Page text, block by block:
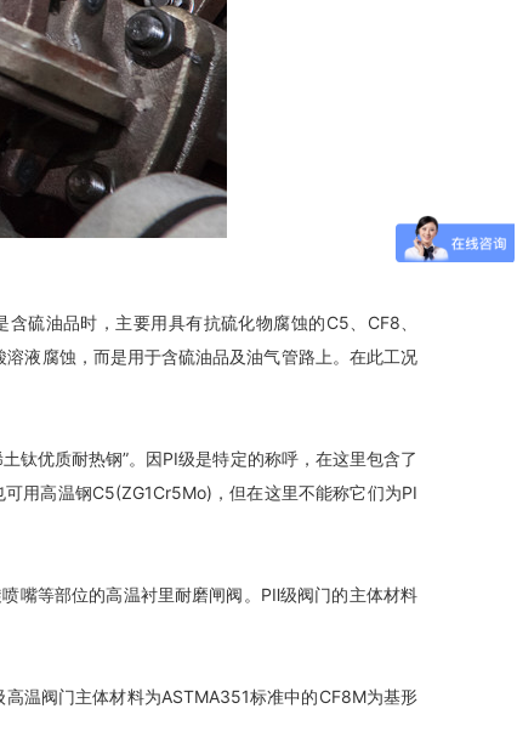
硫油品时，主要用具有抗硫化物腐蚀的C5、CF8、
液腐蚀，而是用于含硫油品及油气管路上。在此工况
优质耐热钢”。因PI级是特定的称呼，在这里包含了
用高温钢C5(ZG1Cr5Mo)，但在这里不能称它们为PI
等部位的高温衬里耐磨闸阀。PⅡ级阀门的主体材料
阀门主体材料为ASTMA351标准中的CF8M为基形